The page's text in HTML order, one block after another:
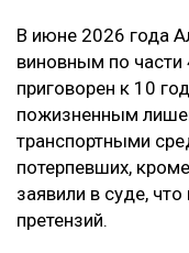
В июне 2026 года
виновным по части
приговорен к 10
пожизненным
транспортными
потерпевших,
заявили в суде,
претензий.